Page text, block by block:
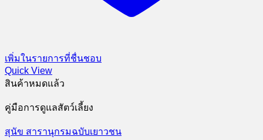
เพิ่มในรายการที่ชื่นชอบ
Quick View
สินค้าหมดแล้ว
คู่มือการดูแลสัตว์เลี้ยง
สุนัข สารานุกรมฉบับเยาวชน